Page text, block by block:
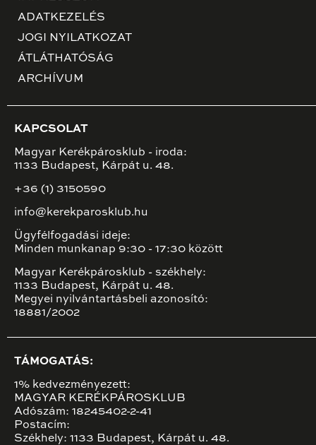
ADATKEZELÉS
JOGI NYILATKOZAT
ÁTLÁTHATÓSÁG
ARCHÍVUM
KAPCSOLAT
Magyar Kerékpárosklub - iroda:
1133 Budapest, Kárpát u. 48.
+36 (1) 3150590
info@kerekparosklub.hu
Ügyfélfogadási ideje:
Minden munkanap 9:30 - 17:30 között
Magyar Kerékpárosklub - székhely:
1133 Budapest, Kárpát u. 48.
Megyei nyilvántartásbeli azonosító:
18881/2002
TÁMOGATÁS:
1% kedvezményezett:
MAGYAR KERÉKPÁROSKLUB
Adószám: 18245402-2-41
Postacím:
Székhely: 1133 Budapest, Kárpát u. 48.